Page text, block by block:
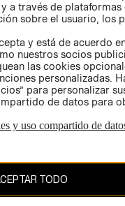
GIFT CARD
a través de plataformas
sobre el usuario, los
y está de acuerdo
nuestros socios
las cookies
personalizadas.
para personalizar
de datos para
y uso compartido de
TODO